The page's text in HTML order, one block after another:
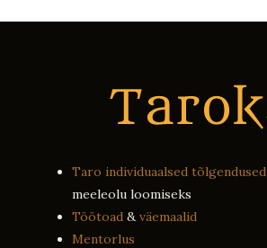
Taro individuaalsed tõlgendused
meeleolu loomiseks
Töötoad &väemaalid
Mentorlus